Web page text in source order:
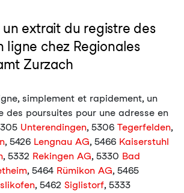
extrait du registre des
ligne chez Regionales
Zurzach
simplement et rapidement, un
des poursuites pour une adresse en
Unterendingen, 5306 Tegerfelden,
, 5426 Lengnau AG, 5466 Kaiserstuhl
, 5332 Rekingen AG, 5330 Bad
, 5464 Rümikon AG, 5465
, 5462 Siglistorf, 5333